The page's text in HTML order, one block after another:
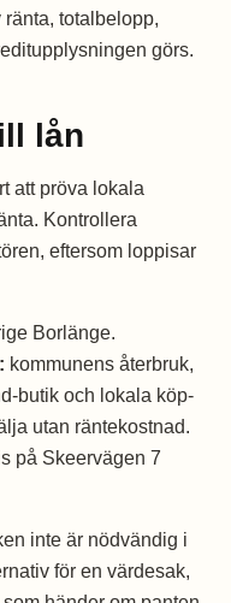
totalbelopp,
görs.
lån
att pröva lokala
Kontrollera
eftersom loppisar
Borlänge.
kommunens återbruk,
butik och lokala köp-
utan räntekostnad.
på Skeervägen 7
inte är nödvändig i
för en värdesak,